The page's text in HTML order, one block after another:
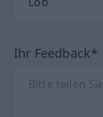
Ihr Feedback*